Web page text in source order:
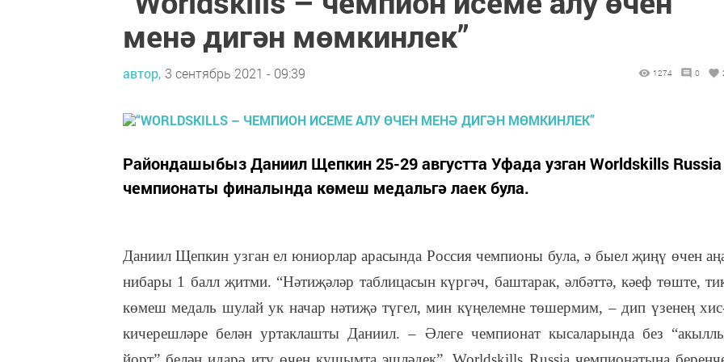
менә дигән мөмкинлек”
автор, 3 сентябрь 2021 - 09:39 1274 0
Райондашыбыз Даниил Щепкин 25-29 августта Уфада узган Worldskills Russia
чемпионаты финалында көмеш медальгә лаек була.
Даниил Щепкин узган ел юниорлар арасында Россия чемпионы була, ә быел җиңү өчен
нибары 1 балл җитми. “Нәтиҗәләр таблицасын күргәч, баштарак, әлбәттә, кәеф төште,
көмеш медаль шулай ук начар нәтиҗә түгел, мин күңелемне төшермим, – дип үзенең
кичерешләре белән уртаклашты Даниил. – Әлеге чемпионат кысаларында без